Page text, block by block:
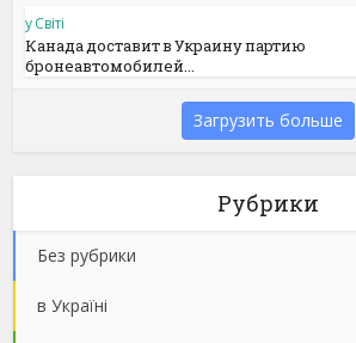
у Світі
Канада доставит в Украину партию
бронеавтомобилей...
Загрузить больше
Рубрики
Без рубрики
в Україні